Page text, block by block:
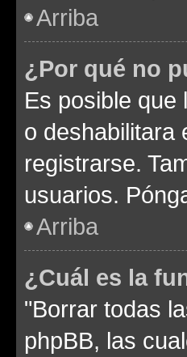
Arriba
¿Por qué no
Es posible que
o deshabilitara
registrarse.
usuarios.
Arriba
¿Cuál es la
"Borrar todas
phpBB, las